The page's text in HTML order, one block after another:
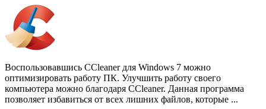
Воспользовавшись CCleaner для Windows 7 можно
оптимизировать работу ПК. Улучшить работу своего
компьютера можно благодаря CCleaner. Данная программа
позволяет избавиться от всех лишних файлов, которые ...